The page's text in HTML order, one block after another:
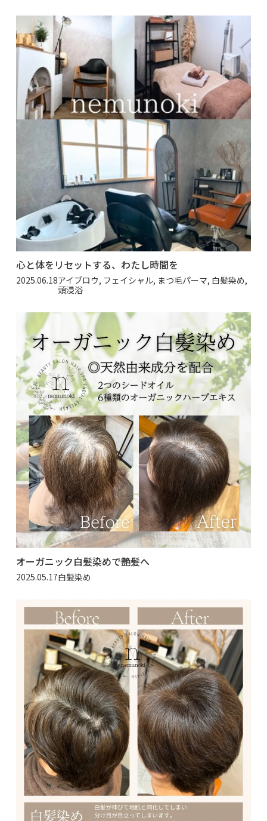
心と体をリセットする、わたし時間を
2025.06.18アイブロウ, フェイシャル, まつ毛パーマ, 白髪染め,
頭浸浴
オーガニック白髪染めで艶髪へ
2025.05.17白髪染め